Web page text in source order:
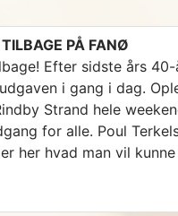
PÅ FANØ
Efter sidste års 40-
i gang i dag.
Strand hele
for alle. Poul
her hvad man vil kunne